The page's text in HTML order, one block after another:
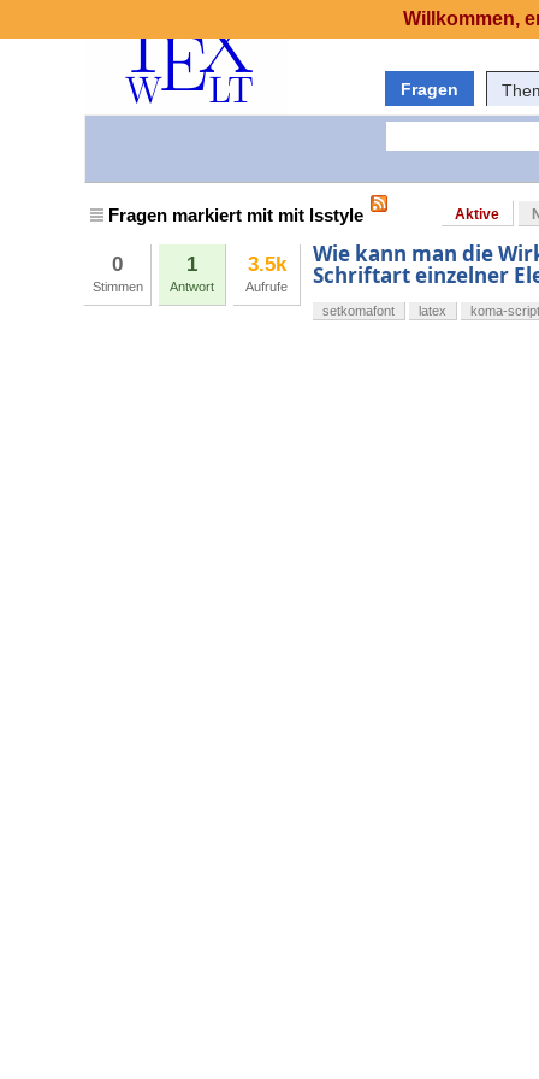
Fragen
Fragen markiert mit mit lsstyle Aktive
0
Stimmen
1
Antwort
3.5k
Aufrufe
Wie kann man die
Schriftart einzelner
setkomafont latex koma-script
Willkommen,